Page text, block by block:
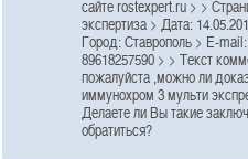
сайте rostexpert.ru > >
экспертиза > Дата:
Город: Ставрополь > E-
89618257590 > > Текст
пожалуйста ,можно ли
иммунохром 3 мульти
Делаете ли Вы такие
обратиться?